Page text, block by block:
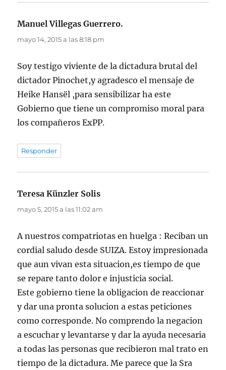
Manuel Villegas Guerrero.
mayo 14, 2015 a las 8:18 pm
Soy testigo viviente de la dictadura brutal del
dictador Pinochet,y agradesco el mensaje de
Heike Hansël ,para sensibilizar ha este
Gobierno que tiene un compromiso moral para
los compañeros ExPP.
Responder
Teresa Künzler Solis
mayo 5, 2015 a las 11:02 am
A nuestros compatriotas en huelga : Reciban un
cordial saludo desde SUIZA. Estoy impresionada
que aun vivan esta situacion,es tiempo de que
se repare tanto dolor e injusticia social.
Este gobierno tiene la obligacion de reaccionar
y dar una pronta solucion a estas peticiones
como corresponde. No comprendo la negacion
a escuchar y levantarse y dar la ayuda necesaria
a todas las personas que recibieron mal trato en
tiempo de la dictadura. Me parece que la Sra